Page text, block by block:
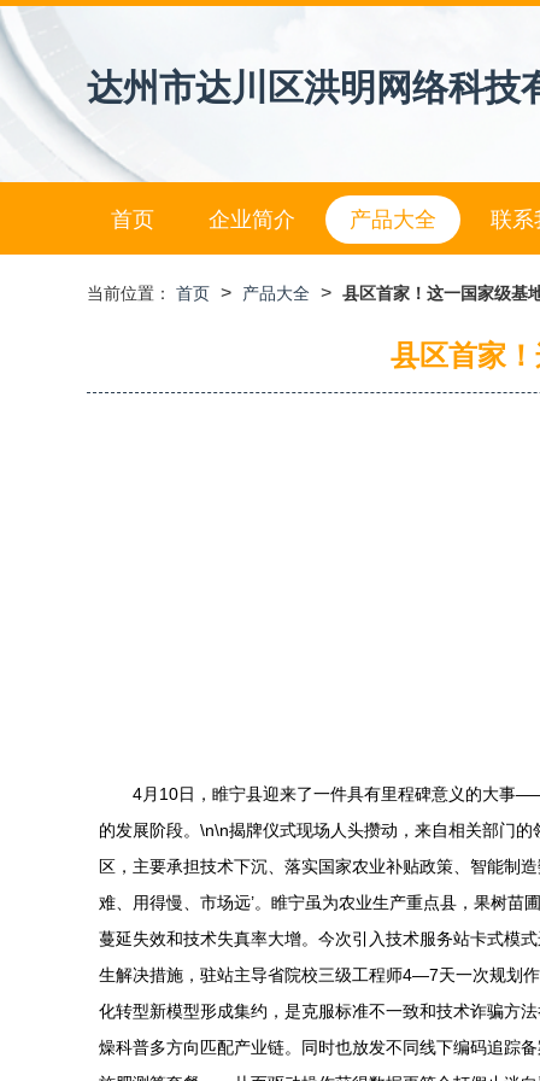
达州市达川区洪明网络科技
首页 企业简介 产品大全 联系
当前位置： 首页 > 产品大全 > 县区首家！这一国家级基
县区首家
4月10日，睢宁县迎来了一件具有里程碑意义的大事
的发展阶段。\n\n揭牌仪式现场人头攒动，来自相关部门
区，主要承担技术下沉、落实国家农业补贴政策、智能制
难、用得慢、市场远’。睢宁虽为农业生产重点县，果树
蔓延失效和技术失真率大增。今次引入技术服务站卡式模
生解决措施，驻站主导省院校三级工程师4—7天一次规划
化转型新模型形成集约，是克服标准不一致和技术诈骗方
燥科普多方向匹配产业链。同时也放发不同线下编码追踪